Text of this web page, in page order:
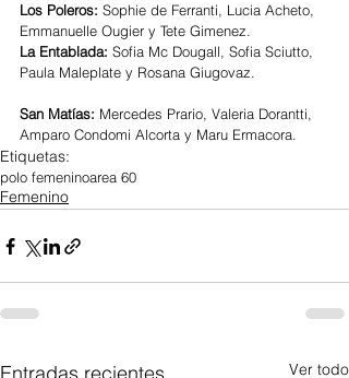
Los Poleros: Sophie de Ferranti, Lucia Acheto,
Emmanuelle Ougier y Tete Gimenez.
La Entablada: Sofia Mc Dougall, Sofia Sciutto,
Paula Maleplate y Rosana Giugovaz.
San Matías: Mercedes Prario, Valeria Dorantti,
Amparo Condomi Alcorta y Maru Ermacora.
Etiquetas:
polo femeninoarea 60
Femenino
Ver todo